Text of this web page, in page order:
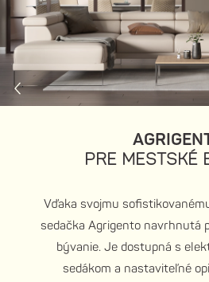
PRE MESTSKÉ
Vďaka svojmu
sedačka Agrigento navrhnutá
bývanie. Je dostupná s
sedákom a nastaviteľné